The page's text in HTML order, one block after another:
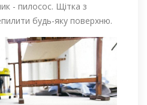
- пилосос. Щітка з
будь-яку поверхню.